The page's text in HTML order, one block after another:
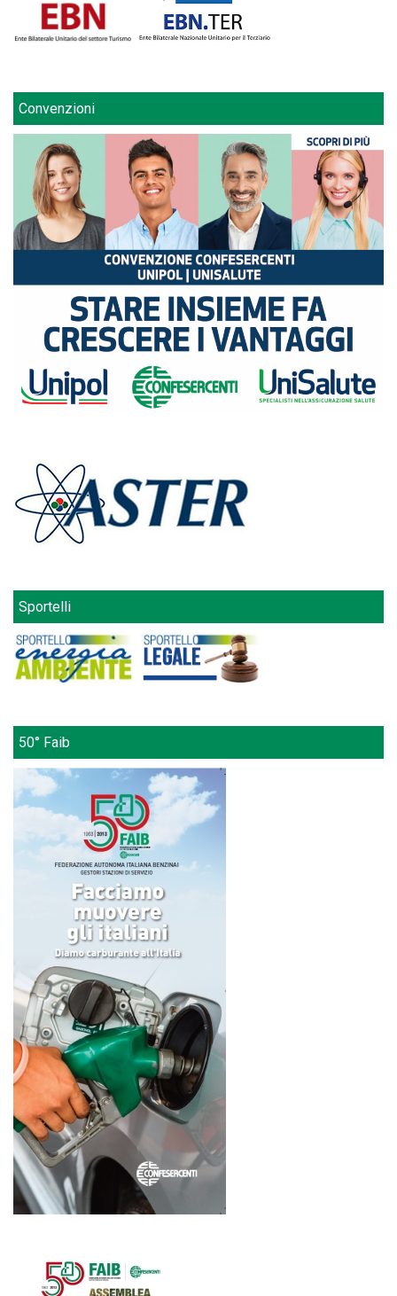
Convenzioni
Sportelli
50° Faib